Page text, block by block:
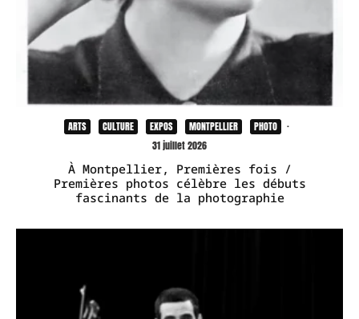
ARTS CULTURE EXPOS MONTPELLIER PHOTO
·
31 juillet 2026
À Montpellier, Premières fois /
Premières photos célèbre les débuts
fascinants de la photographie